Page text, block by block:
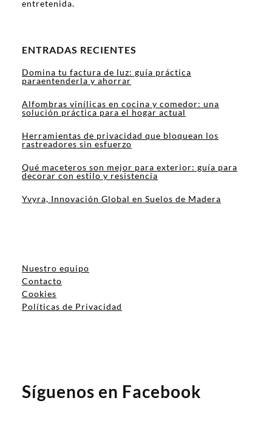
entretenida.
ENTRADAS RECIENTES
Domina tu factura de luz: guía práctica
paraentenderla y ahorrar
Alfombras vinílicas en cocina y comedor: una
solución práctica para el hogar actual
Herramientas de privacidad que bloquean los
rastreadores sin esfuerzo
Qué maceteros son mejor para exterior: guía para
decorar con estilo y resistencia
Yvyra, Innovación Global en Suelos de Madera
Nuestro equipo
Contacto
Cookies
Políticas de Privacidad
Síguenos en Facebook